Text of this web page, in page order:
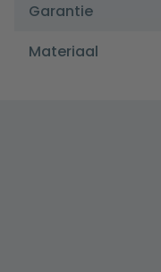
Garantie
Materiaal